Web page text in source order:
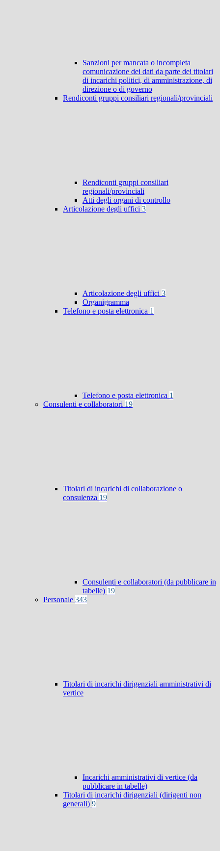
Sanzioni per mancata o incompleta
comunicazione dei dati da parte dei titolari
di incarichi politici, di amministrazione, di
direzione o di governo
Rendiconti gruppi consiliari regionali/provinciali
Rendiconti gruppi consiliari
regionali/provinciali
Atti degli organi di controllo
Articolazione degli uffici 3
Articolazione degli uffici 3
Organigramma
Telefono e posta elettronica 1
Telefono e posta elettronica 1
Consulenti e collaboratori 19
Titolari di incarichi di collaborazione o
consulenza 19
Consulenti e collaboratori (da pubblicare in
tabelle) 19
Personale 343
Titolari di incarichi dirigenziali amministrativi di
vertice
Incarichi amministrativi di vertice (da
pubblicare in tabelle)
Titolari di incarichi dirigenziali (dirigenti non
generali) 9